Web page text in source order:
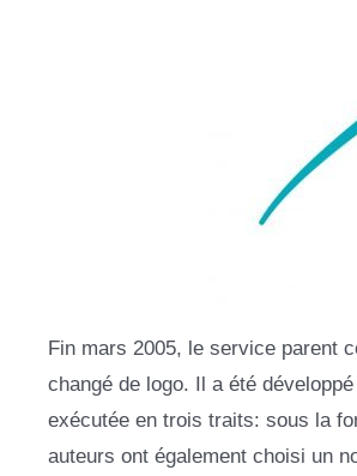
Fin mars 2005, le service parent
changé de logo. Il a été
exécutée en trois traits: sous la
auteurs ont également choisi un